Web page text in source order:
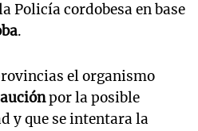
Policía cordobesa en base
.
el organismo
por la posible
y que se intentara la